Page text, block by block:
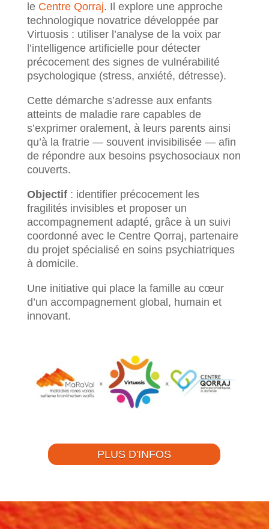
le Centre Qorraj. Il explore une approche
technologique novatrice développée par
Virtuosis : utiliser l’analyse de la voix par
l’intelligence artificielle pour détecter
précocement des signes de vulnérabilité
psychologique (stress, anxiété, détresse).
Cette démarche s’adresse aux enfants
atteints de maladie rare capables de
s’exprimer oralement, à leurs parents ainsi
qu’à la fratrie — souvent invisibilisée — afin
de répondre aux besoins psychosociaux non
couverts.
Objectif: identifier précocement les
fragilités invisibles et proposer un
accompagnement adapté, grâce à un suivi
coordonné avec le Centre Qorraj, partenaire
du projet spécialisé en soins psychiatriques
à domicile.
Une initiative qui place la famille au cœur
d’un accompagnement global, humain et
innovant.
PLUS D'INFOS